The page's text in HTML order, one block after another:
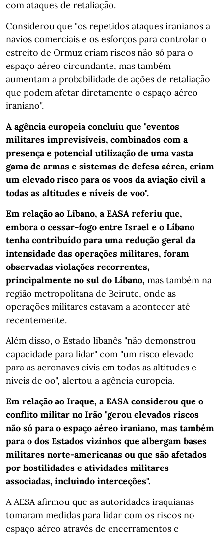
com ataques de retaliação.
Considerou que "os repetidos ataques iranianos a
navios comerciais e os esforços para controlar o
estreito de Ormuz criam riscos não só para o
espaço aéreo circundante, mas também
aumentam a probabilidade de ações de retaliação
que podem afetar diretamente o espaço aéreo
iraniano".
A agência europeia concluiu que "eventos
militares imprevisíveis, combinados com a
presença e potencial utilização de uma vasta
gama de armas e sistemas de defesa aérea, criam
um elevado risco para os voos da aviação civil a
todas as altitudes e níveis de voo".
Em relação ao Líbano, a EASA referiu que,
embora o cessar-fogo entre Israel e o Líbano
tenha contribuído para uma redução geral da
intensidade das operações militares, foram
observadas violações recorrentes,
principalmente no sul do Líbano, mas também na
região metropolitana de Beirute, onde as
operações militares estavam a acontecer até
recentemente.
Além disso, o Estado libanês "não demonstrou
capacidade para lidar" com "um risco elevado
para as aeronaves civis em todas as altitudes e
níveis de oo", alertou a agência europeia.
Em relação ao Iraque, a EASA considerou que o
conflito militar no Irão "gerou elevados riscos
não só para o espaço aéreo iraniano, mas também
para o dos Estados vizinhos que albergam bases
militares norte-americanas ou que são afetados
por hostilidades e atividades militares
associadas, incluindo interceções".
A AESA afirmou que as autoridades iraquianas
tomaram medidas para lidar com os riscos no
espaço aéreo através de encerramentos e